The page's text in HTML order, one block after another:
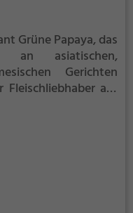
Grüne Papaya, das
an asiatischen,
Gerichten
auf
und
beliebt sind die